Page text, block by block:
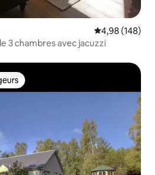
Évaluation
4,98 (148)
3 chambres avec jacuzzi
les plus appréciés